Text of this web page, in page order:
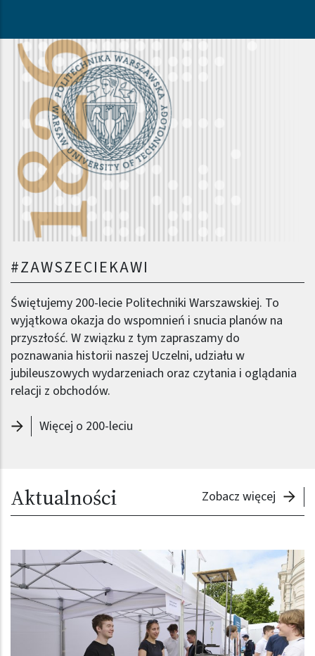
#ZAWSZECIEKAWI
Świętujemy 200-lecie Politechniki Warszawskiej. To
wyjątkowa okazja do wspomnień i snucia planów na
przyszłość. W związku z tym zapraszamy do
poznawania historii naszej Uczelni, udziału w
jubileuszowych wydarzeniach oraz czytania i oglądania
relacji z obchodów.
Więcej o 200-leciu
Aktualności Zobacz więcej -
Obraz (old)